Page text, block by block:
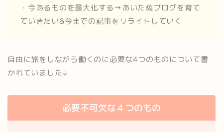
・今あるものを最大化する→あいたぬブログを育て
ていきたい&今までの記事をリライトしていく
自由に旅をしながら働くのに必要な4つのものについて書
かれていました↓
必要不可欠な４つのもの